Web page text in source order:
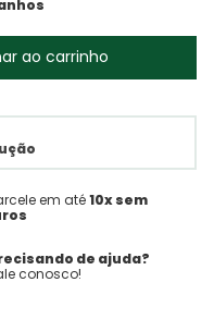
ao carrinho
em até10x sem
de ajuda?
conosco!